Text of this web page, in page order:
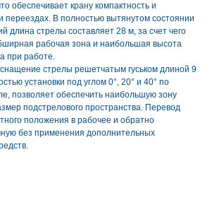
обеспечивает крану компактность и
переездах. В полностью вытянутом состоянии
длина стрелы составляет 28 м, за счет чего
рабочая зона и наибольшая высота
при работе.
стрелы решетчатым гуськом длиной 9
установки под углом 0°, 20° и 40° по
позволяет обеспечить наибольшую зону
подстрелового пространства. Перевод
положения в рабочее и обратно
без применения дополнительных